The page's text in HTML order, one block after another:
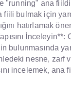
"running" ana
fiili bulmak için
hatırlamak
İnceleyin**:
bulunmasında
nesne, zarf
incelemek, ana